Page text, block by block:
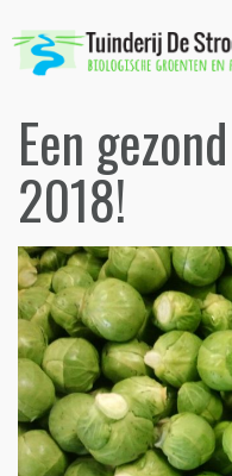
to
content
Een
2018!